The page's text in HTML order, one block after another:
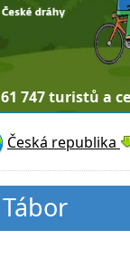
61 747 turistů a
Česká republika
Tábor